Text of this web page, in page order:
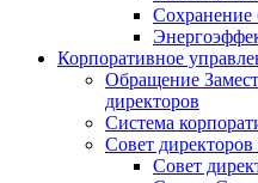
Сохранение
Корпоративное
Обращение
директоров
Система
Совет
Совет